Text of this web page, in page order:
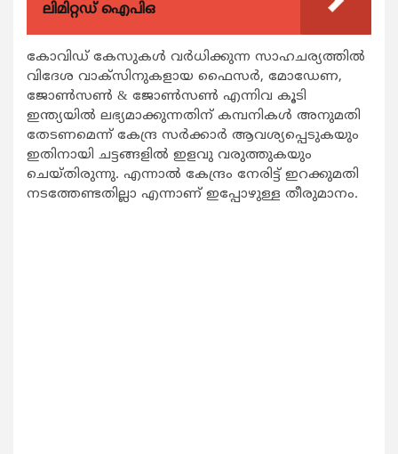
ലിമിറ്റഡ് ഐപിഒ
കോവിഡ് കേസുകള്‍ വര്‍ധിക്കുന്ന സാഹചര്യത്തില്‍
വിദേശ വാക്സിനുകളായ ഫൈസര്‍, മോഡേണ,
ജോണ്‍സണ്‍ & ജോണ്‍സണ്‍ എന്നിവ കൂടി
ഇന്ത്യയില്‍ ലഭ്യമാക്കുന്നതിന് കമ്പനികള്‍ അനുമതി
തേടണമെന്ന് കേന്ദ്ര സര്‍ക്കാര്‍ ആവശ്യപ്പെടുകയും
ഇതിനായി ചട്ടങ്ങളില്‍ ഇളവു വരുത്തുകയും
ചെയ്തിരുന്നു. എന്നാല്‍ കേന്ദ്രം നേരിട്ട് ഇറക്കുമതി
നടത്തേണ്ടതില്ലാ എന്നാണ് ഇപ്പോഴുള്ള തീരുമാനം.